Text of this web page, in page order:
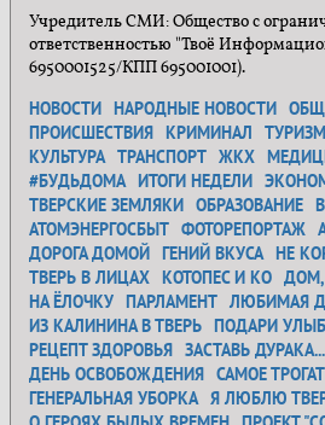
Учредитель СМИ: Общество с
ответственностью "Твоё
6950001525/КПП 695001001).
НОВОСТИ НАРОДНЫЕ НОВОСТИ
ПРОИСШЕСТВИЯ
КРИМИНАЛ ТУРИЗМ
КУЛЬТУРА ТРАНСПОРТ ЖКХ
#БУДЬДОМА
ИТОГИ НЕДЕЛИ
ТВЕРСКИЕ ЗЕМЛЯКИ
ОБРАЗОВАНИЕ
АТОМЭНЕРГОСБЫТ ФОТОРЕПОРТАЖ
ДОРОГА ДОМОЙ
ГЕНИЙ ВКУСА
НЕ
ТВЕРЬ В ЛИЦАХ
КОТОПЕС И КО
НА ЁЛОЧКУ
ПАРЛАМЕНТ ЛЮБИМАЯ
ИЗ КАЛИНИНА В ТВЕРЬ
ПОДАРИ
РЕЦЕПТ ЗДОРОВЬЯ
ЗАСТАВЬ ДУРАКА...
ДЕНЬ ОСВОБОЖДЕНИЯ
САМОЕ
ГЕНЕРАЛЬНАЯ УБОРКА Я ЛЮБЛЮ